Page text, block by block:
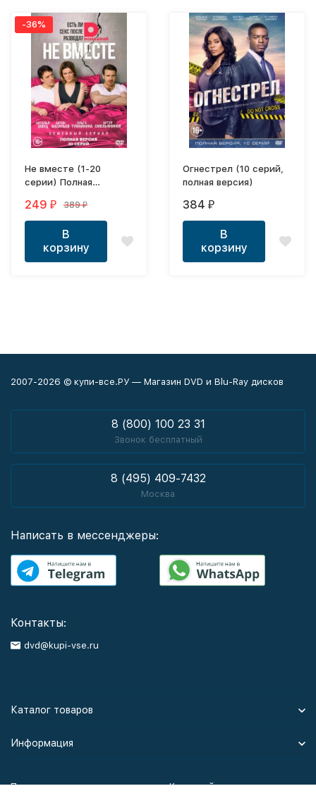
-36%
Не вместе (1-20
серии) Полная
249 ₽ 389₽
В
корзину
Огнестрел (10 серий,
полная версия)
384 ₽
В
корзину
2007-2026 © купи-все.РУ — Магазин DVD и Blu-Ray дисков
8 (800) 100 23 31
Звонок бесплатный
8 (495) 409-7432
Москва
Написать в мессенджеры:
Контакты:
dvd@kupi-vse.ru
Каталог товаров
Информация
Политика персональных данных Карта сайта